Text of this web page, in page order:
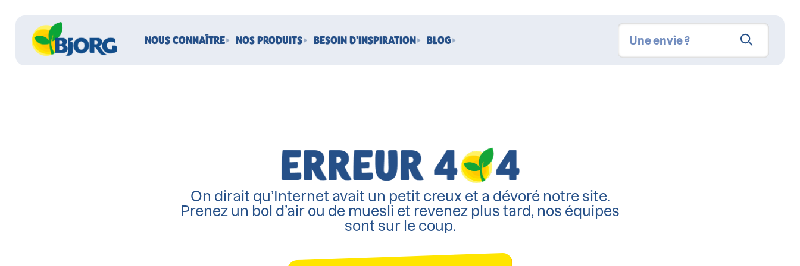
NOUS CONNAÎTRE NOS PRODUITS BESOIN D'INSPIRATION BLOG
On dirait qu’Internet avait un petit creux et a dévoré notre site.
Prenez un bol d’air ou de muesli et revenez plus tard, nos équipes
sont sur le coup.